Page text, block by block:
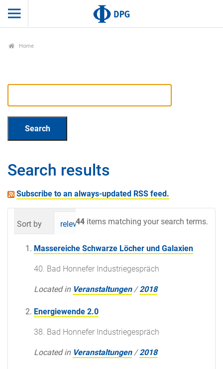
Home
Search results
Subscribe to an always-updated RSS feed.
44 items matching your search terms.
Sort by relevance date (newest first)
Massereiche Schwarze Löcher und Galaxien
40. Bad Honnefer Industriegespräch
Located in Veranstaltungen /2018
Energiewende 2.0
38. Bad Honnefer Industriegespräch
Located in Veranstaltungen /2018